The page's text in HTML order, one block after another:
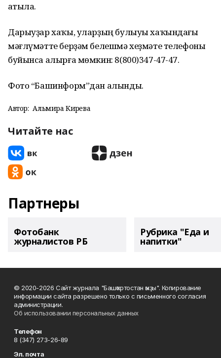
һатыла.
Дарыуҙар хаҡы, уларҙың булыуы хаҡындағы
мәғлүмәтте берҙәм белешмә хеҙмәте телефоны
буйынса алырға мөмкин: 8(800)347-47-47.
Фото “Башинформ”дан алынды.
Автор: Альмира Кирәева
Читайте нас
Партнеры
Фотобанк
журналистов РБ
Рубрика "Еда и
напитки"
© 2020-2026 Сайт журнала "Башҡортостан ҡыҙы". Копирование
информации сайта разрешено только с письменного согласия
администрации.
Об использовании персональных данных
Телефон
8 (347) 273-26-89
Эл. почта